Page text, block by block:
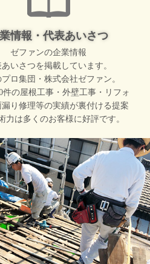
情報・代表あいさつ
ゼファンの企業情報
いさつを掲載しています。
ロ集団・株式会社ゼファン。
件の屋根工事・外壁工事・リフォ
漏り修理等の実績が裏付ける提案
力は多くのお客様に好評です。